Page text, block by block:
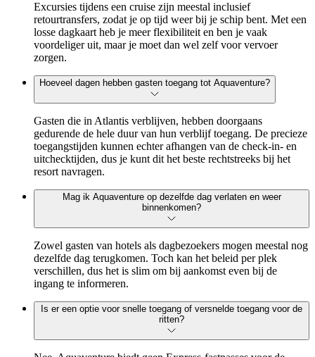
Excursies tijdens een cruise zijn meestal inclusief
retourtransfers, zodat je op tijd weer bij je schip bent. Met een
losse dagkaart heb je meer flexibiliteit en ben je vaak
voordeliger uit, maar je moet dan wel zelf voor vervoer
zorgen.
Hoeveel dagen hebben gasten toegang tot Aquaventure?
Gasten die in Atlantis verblijven, hebben doorgaans
gedurende de hele duur van hun verblijf toegang. De precieze
toegangstijden kunnen echter afhangen van de check-in- en
uitchecktijden, dus je kunt dit het beste rechtstreeks bij het
resort navragen.
Mag ik Aquaventure op dezelfde dag verlaten en weer
binnenkomen?
Zowel gasten van hotels als dagbezoekers mogen meestal nog
dezelfde dag terugkomen. Toch kan het beleid per plek
verschillen, dus het is slim om bij aankomst even bij de
ingang te informeren.
Is er een optie voor snelle toegang of versnelde toegang voor de
ritten?